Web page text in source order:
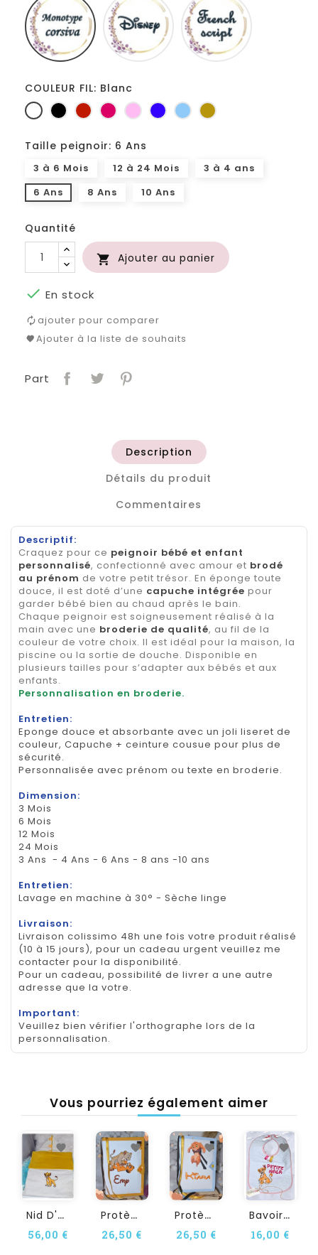
corsiva
COULEUR FIL: Blanc
BlancNoir RougeFuchsia
RoseBleu
roi
Bleu
clair
Or
Taille peignoir: 6 Ans
3 à 6 Mois 12 à 24 Mois
3 à 4 ans
6 Ans
8 Ans 10 Ans
Quantité
 Ajouter au panier
 En stock
ajouter pour comparer
Ajouter à la liste de souhaits
Part
Description
Détails du produit
Commentaires
Descriptif:
Craquez pour ce peignoir bébé et enfant
personnalisé, confectionné avec amour et brodé
au prénom de votre petit trésor. En éponge toute
douce, il est doté d’une capuche intégrée pour
garder bébé bien au chaud après le bain.
Chaque peignoir est soigneusement réalisé à la
main avec une broderie de qualité, au fil de la
couleur de votre choix. Il est idéal pour la maison, la
piscine ou la sortie de douche. Disponible en
plusieurs tailles pour s’adapter aux bébés et aux
enfants.
Personnalisation en broderie.
Entretien:
Eponge douce et absorbante avec un joli liseret de
couleur, Capuche + ceinture cousue pour plus de
sécurité.
Personnalisée avec prénom ou texte en broderie.
Dimension:
3 Mois
6 Mois
12 Mois
24 Mois
3 Ans - 4 Ans - 6 Ans - 8 ans -10 ans
Entretien:
Lavage en machine à 30° - Sèche linge
Livraison:
Livraison colissimo 48h une fois votre produit réalisé
(10 à 15 jours), pour un cadeau urgent veuillez me
contacter pour la disponibilité.
Pour un cadeau, possibilité de livrer a une autre
adresse que la votre.
Important:
Veuillez bien vérifier l'orthographe lors de la
personnalisation.
Vous pourriez également aimer
N
Id D'ange Personnalisé...
56,00 €
P
Rotège Carnet De Santé...
26,50 €
P
Rotège Carnet De Santé...
26,50 €
B
Avoir Naissance...
16,00 €